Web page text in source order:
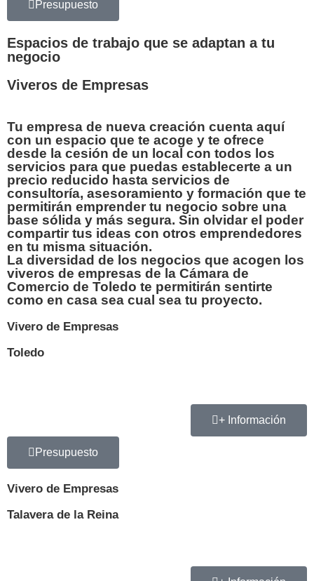
Presupuesto
Espacios de trabajo que se adaptan a tu
negocio
Viveros de Empresas
Tu empresa de nueva creación cuenta aquí
con un espacio que te acoge y te ofrece
desde la cesión de un local con todos los
servicios para que puedas establecerte a un
precio reducido hasta servicios de
consultoría, asesoramiento y formación que te
permitirán emprender tu negocio sobre una
base sólida y más segura. Sin olvidar el poder
compartir tus ideas con otros emprendedores
en tu misma situación.
La diversidad de los negocios que acogen los
viveros de empresas de la Cámara de
Comercio de Toledo te permitirán sentirte
como en casa sea cual sea tu proyecto.
Vivero de Empresas
Toledo
+ Información
Presupuesto
Vivero de Empresas
Talavera de la Reina